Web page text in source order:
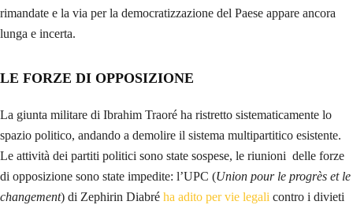
rimandate e la via per la democratizzazione del Paese appare ancora
lunga e incerta.
LE FORZE DI OPPOSIZIONE
La giunta militare di Ibrahim Traoré ha ristretto sistematicamente lo
spazio politico, andando a demolire il sistema multipartitico esistente.
Le attività dei partiti politici sono state sospese, le riunioni delle forze
di opposizione sono state impedite: l’UPC (Union pour le progrès et le
changement) di Zephirin Diabré ha adito per vie legali contro i divieti